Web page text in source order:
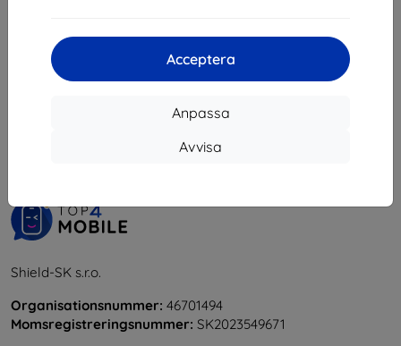
Acceptera
Anpassa
Avvisa
Shield-SK s.r.o.
Organisationsnummer: 46701494
Momsregistreringsnummer: SK2023549671